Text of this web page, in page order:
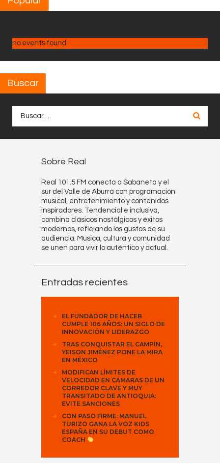
no events found
Buscar
Sobre Real
Real 101.5 FM conecta a Sabaneta y el
sur del Valle de Aburrá con programación
musical, entretenimiento y contenidos
inspiradores. Tendencial e inclusiva,
combina clásicos nostálgicos y éxitos
modernos, reflejando los gustos de su
audiencia. Música, cultura y comunidad
se unen para vivir lo auténtico y actual.
Entradas recientes
EL FUNDADOR DE HACEB
CUMPLE 106 AÑOS: UN SIGLO DE
INNOVACIÓN Y LIDERAZGO
TRAS CONQUISTAR EL CAMPÍN,
YEISON JIMÉNEZ PONE LA MIRA
EN MÉXICO
MODIFICAN LÍMITES DE
VELOCIDAD EN CÁMARAS DE UN
CORREDOR CLAVE Y MUY
TRANSITADO DE ANTIOQUIA:
EVITE SANCIONES
CON PASO FIRME: MANUEL
TURIZO GANA LA VOZ KIDS
ESPAÑA EN SU DEBUT COMO
COACH